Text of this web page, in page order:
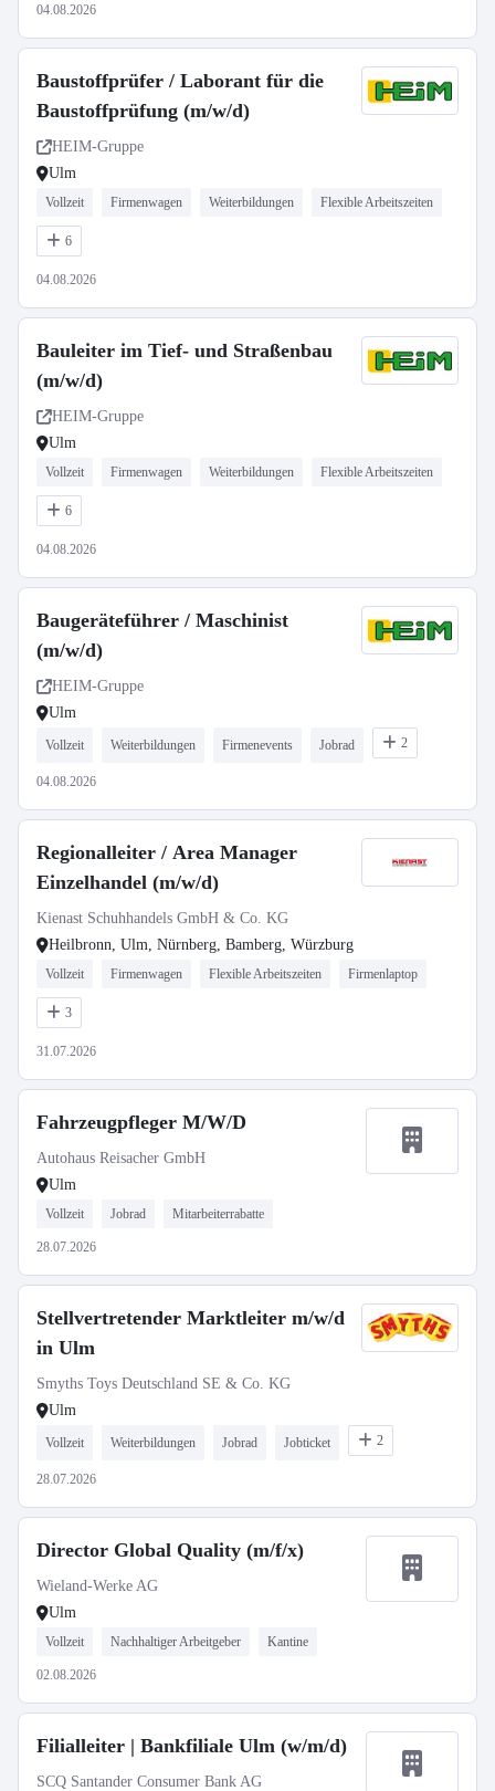
04.08.2026
Baustoffprüfer / Laborant für die
Baustoffprüfung (m/w/d)
HEIM-Gruppe
Ulm
Vollzeit Firmenwagen Weiterbildungen Flexible Arbeitszeiten
6
04.08.2026
Bauleiter im Tief- und Straßenbau
(m/w/d)
HEIM-Gruppe
Ulm
Vollzeit Firmenwagen Weiterbildungen Flexible Arbeitszeiten
6
04.08.2026
Baugeräteführer / Maschinist
(m/w/d)
HEIM-Gruppe
Ulm
Vollzeit Weiterbildungen Firmenevents Jobrad 2
04.08.2026
Regionalleiter / Area Manager
Einzelhandel (m/w/d)
Kienast Schuhhandels GmbH & Co. KG
Heilbronn, Ulm, Nürnberg, Bamberg, Würzburg
Vollzeit Firmenwagen Flexible Arbeitszeiten Firmenlaptop
3
31.07.2026
Fahrzeugpfleger M/W/D
Autohaus Reisacher GmbH
Ulm
Vollzeit Jobrad Mitarbeiterrabatte
28.07.2026
Stellvertretender Marktleiter m/w/d
in Ulm
Smyths Toys Deutschland SE & Co. KG
Ulm
Vollzeit Weiterbildungen Jobrad Jobticket 2
28.07.2026
Director Global Quality (m/f/x)
Wieland-Werke AG
Ulm
Vollzeit Nachhaltiger Arbeitgeber Kantine
02.08.2026
Filialleiter | Bankfiliale Ulm (w/m/d)
SCQ Santander Consumer Bank AG